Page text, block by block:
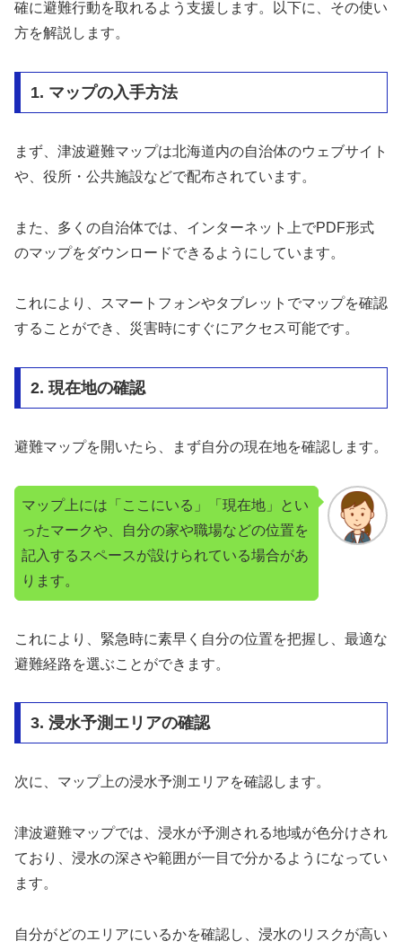
確に避難行動を取れるよう支援します。以下に、その使い
方を解説します。
1. マップの入手方法
まず、津波避難マップは北海道内の自治体のウェブサイト
や、役所・公共施設などで配布されています。
また、多くの自治体では、インターネット上でPDF形式
のマップをダウンロードできるようにしています。
これにより、スマートフォンやタブレットでマップを確認
することができ、災害時にすぐにアクセス可能です。
2. 現在地の確認
避難マップを開いたら、まず自分の現在地を確認します。
マップ上には「ここにいる」「現在地」とい
ったマークや、自分の家や職場などの位置を
記入するスペースが設けられている場合があ
ります。
これにより、緊急時に素早く自分の位置を把握し、最適な
避難経路を選ぶことができます。
3. 浸水予測エリアの確認
次に、マップ上の浸水予測エリアを確認します。
津波避難マップでは、浸水が予測される地域が色分けされ
ており、浸水の深さや範囲が一目で分かるようになってい
ます。
自分がどのエリアにいるかを確認し、浸水のリスクが高い